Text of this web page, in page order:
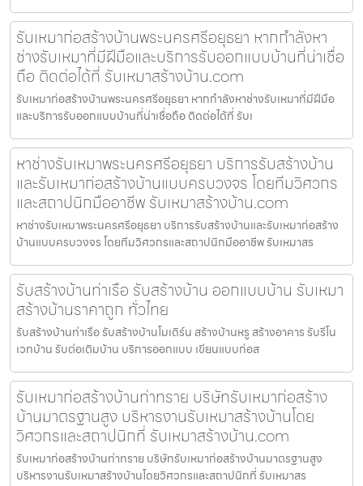
รับเหมาก่อสร้างบ้านพระนครศรีอยุธยา หากกำลังหา
ช่างรับเหมาที่มีฝีมือและบริการรับออกแบบบ้านที่น่าเชื่อ
ถือ ติดต่อได้ที่ รับเหมาสร้างบ้าน.com
รับเหมาก่อสร้างบ้านพระนครศรีอยุธยา หากกำลังหาช่างรับเหมาที่มีฝีมือ
และบริการรับออกแบบบ้านที่น่าเชื่อถือ ติดต่อได้ที่ รับเ
หาช่างรับเหมาพระนครศรีอยุธยา บริการรับสร้างบ้าน
และรับเหมาก่อสร้างบ้านแบบครบวงจร โดยทีมวิศวกร
และสถาปนิกมืออาชีพ รับเหมาสร้างบ้าน.com
หาช่างรับเหมาพระนครศรีอยุธยา บริการรับสร้างบ้านและรับเหมาก่อสร้าง
บ้านแบบครบวงจร โดยทีมวิศวกรและสถาปนิกมืออาชีพ รับเหมาสร
รับสร้างบ้านท่าเรือ รับสร้างบ้าน ออกแบบบ้าน รับเหมา
สร้างบ้านราคาถูก ทั่วไทย
รับสร้างบ้านท่าเรือ รับสร้างบ้านโมเดิร์น สร้างบ้านหรู สร้างอาคาร รับรีโน
เวทบ้าน รับต่อเติมบ้าน บริการออกแบบ เขียนแบบก่อส
รับเหมาก่อสร้างบ้านท่าทราย บริษัทรับเหมาก่อสร้าง
บ้านมาตรฐานสูง บริหารงานรับเหมาสร้างบ้านโดย
วิศวกรและสถาปนิกที่ รับเหมาสร้างบ้าน.com
รับเหมาก่อสร้างบ้านท่าทราย บริษัทรับเหมาก่อสร้างบ้านมาตรฐานสูง
บริหารงานรับเหมาสร้างบ้านโดยวิศวกรและสถาปนิกที่ รับเหมาสร